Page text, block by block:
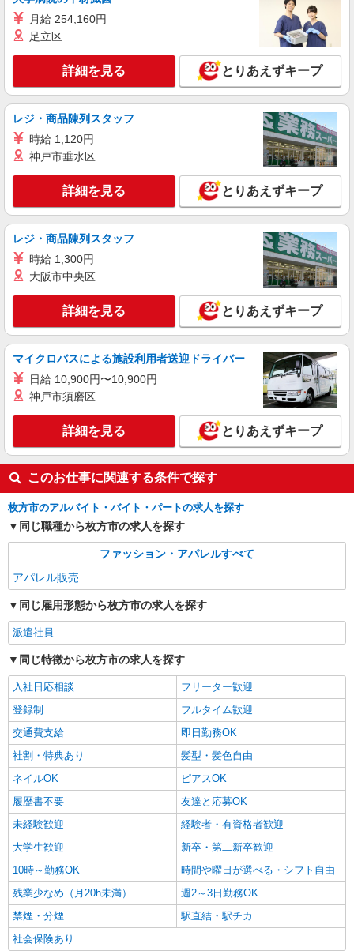
キープ 詳細を見る
レトロガール
アパレル販売スタッフ
アルバイト：時給1,177円
大阪府枚方市楠葉花園町15-1 くずはモー
キープ 詳細を見る
アルバイト パート
クリア
アパレル販売スタッフ
アルバイト・パート：時給1,200円〜1,500円
※給与幅は経験、能力により異なる ※試用期間3
ヶ月間は1,200円 ※経験・能力により優遇しま
す。
大阪府枚方市楠葉花園町15-1 くずはモー
ル 本館ミドリノモール2F
キープ 詳細を見る
月給 254,160円
足立区
詳細を見る とりあえずキープ
レジ・商品陳列スタッフ
時給 1,120円
神戸市垂水区
詳細を見る とりあえずキープ
レジ・商品陳列スタッフ
時給 1,300円
大阪市中央区
詳細を見る とりあえずキープ
マイクロバスによる施設利用者送迎ドライバー
日給 10,900円〜10,900円
神戸市須磨区
詳細を見る とりあえずキープ
このお仕事に関連する条件で探す
枚方市のアルバイト・バイト・パートの求人を探す
同じ職種から枚方市の求人を探す
ファッション・アパレルすべて
アパレル販売
同じ雇用形態から枚方市の求人を探す
派遣社員
同じ特徴から枚方市の求人を探す
入社日応相談
フリーター歓迎
登録制
フルタイム歓迎
交通費支給
即日勤務OK
社割・特典あり
髪型・髪色自由
ネイルOK
ピアスOK
履歴書不要
友達と応募OK
未経験歓迎
経験者・有資格者歓迎
大学生歓迎
新卒・第二新卒歓迎
10時～勤務OK
時間や曜日が選べる・シフト自由
残業少なめ（月20h未満）
週2～3日勤務OK
禁煙・分煙
駅直結・駅チカ
社会保険あり